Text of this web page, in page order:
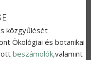
közgyűlését
Ökológiai és botanikai
beszámolók,valamint